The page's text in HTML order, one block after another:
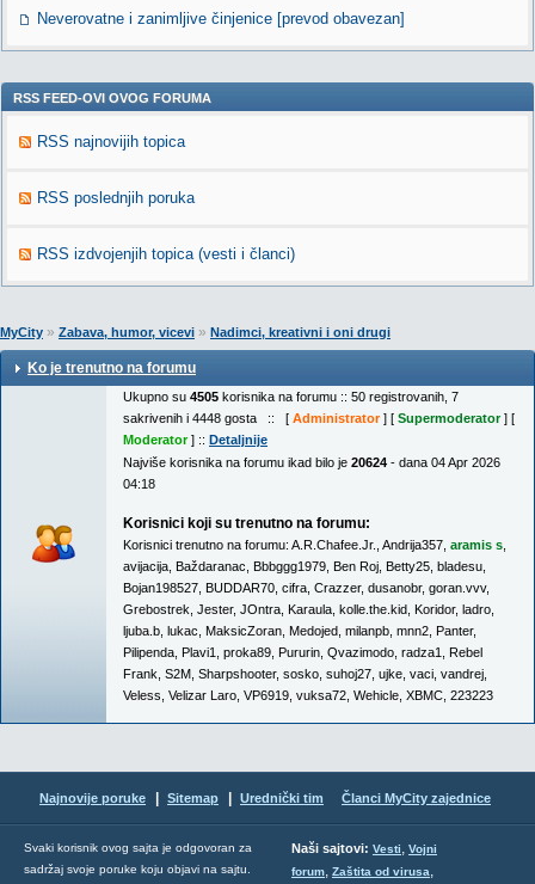
Neverovatne i zanimljive činjenice [prevod obavezan]
RSS FEED-OVI OVOG FORUMA
RSS najnovijih topica
RSS poslednjih poruka
RSS izdvojenjih topica (vesti i članci)
MyCity » Zabava, humor, vicevi » Nadimci, kreativni i oni drugi
Ko je trenutno na forumu
Ukupno su 4505 korisnika na forumu :: 50 registrovanih, 7
sakrivenih i 4448 gosta :: [ Administrator] [ Supermoderator] [
Moderator] :: Detaljnije
Najviše korisnika na forumu ikad bilo je 20624 - dana 04 Apr 2026
04:18
Korisnici koji su trenutno na forumu:
Korisnici trenutno na forumu: A.R.Chafee.Jr. Andrija357 aramis s
avijacija Baždaranac Bbbggg1979 Ben Roj Betty25 bladesu
Bojan198527 BUDDAR70 cifra Crazzer, dusanobr, goran.vvv,
Grebostrek Jester, JOntra Karaula kolle.the.kid Koridor, ladro
ljuba.b lukac MaksicZoran Medojed milanpb mnn2 Panter,
Pilipenda Plavi1 proka89 Pururin Qvazimodo radza1
Rebel
Frank S2M Sharpshooter, sosko suhoj27 ujke vaci vandrej
Veless Velizar Laro VP6919 vuksa72 Wehicle XBMC 223223
Najnovije poruke Sitemap Urednički tim Članci MyCity zajednice
Svaki korisnik ovog sajta je odgovoran za
sadržaj svoje poruke koju objavi na sajtu.
Naši sajtovi: Vesti, Vojni
forum, Zaštita od virusa,